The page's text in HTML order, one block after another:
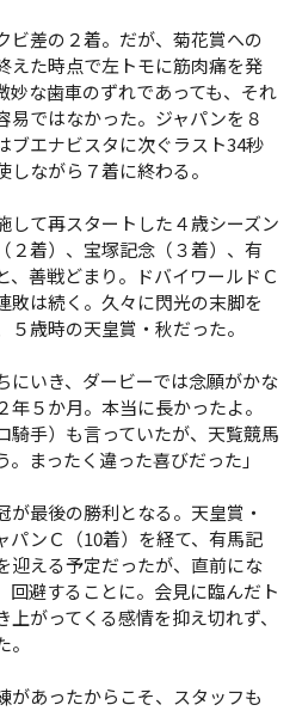
ビ差の２着。だが、菊花賞への
えた時点で左トモに筋肉痛を発
妙な歯車のずれであっても、それ
易ではなかった。ジャパンを８
ブエナビスタに次ぐラスト34秒
しながら７着に終わる。
して再スタートした４歳シーズン
２着）、宝塚記念（３着）、有
、善戦どまり。ドバイワールドＣ
敗は続く。久々に閃光の末脚を
５歳時の天皇賞・秋だった。
にいき、ダービーでは念願がかな
年５か月。本当に長かったよ。
騎手）も言っていたが、天覧競馬
。まったく違った喜びだった」
最後の勝利となる。天皇賞・
パンＣ（10着）を経て、有馬記
迎える予定だったが、直前にな
回避することに。会見に臨んだト
上がってくる感情を抑え切れず、
があったからこそ、スタッフも